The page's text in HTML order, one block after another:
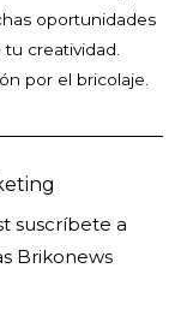
oportunidades
creatividad.
por el bricolaje.
suscríbete a
Brikonews